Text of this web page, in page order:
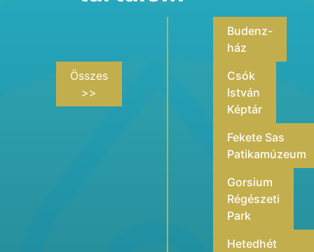
Összes
>>
Budenz-
ház
Csók
István
Képtár
Fekete Sas
Patikamúzeum
Gorsium
Régészeti
Park
Hetedhét